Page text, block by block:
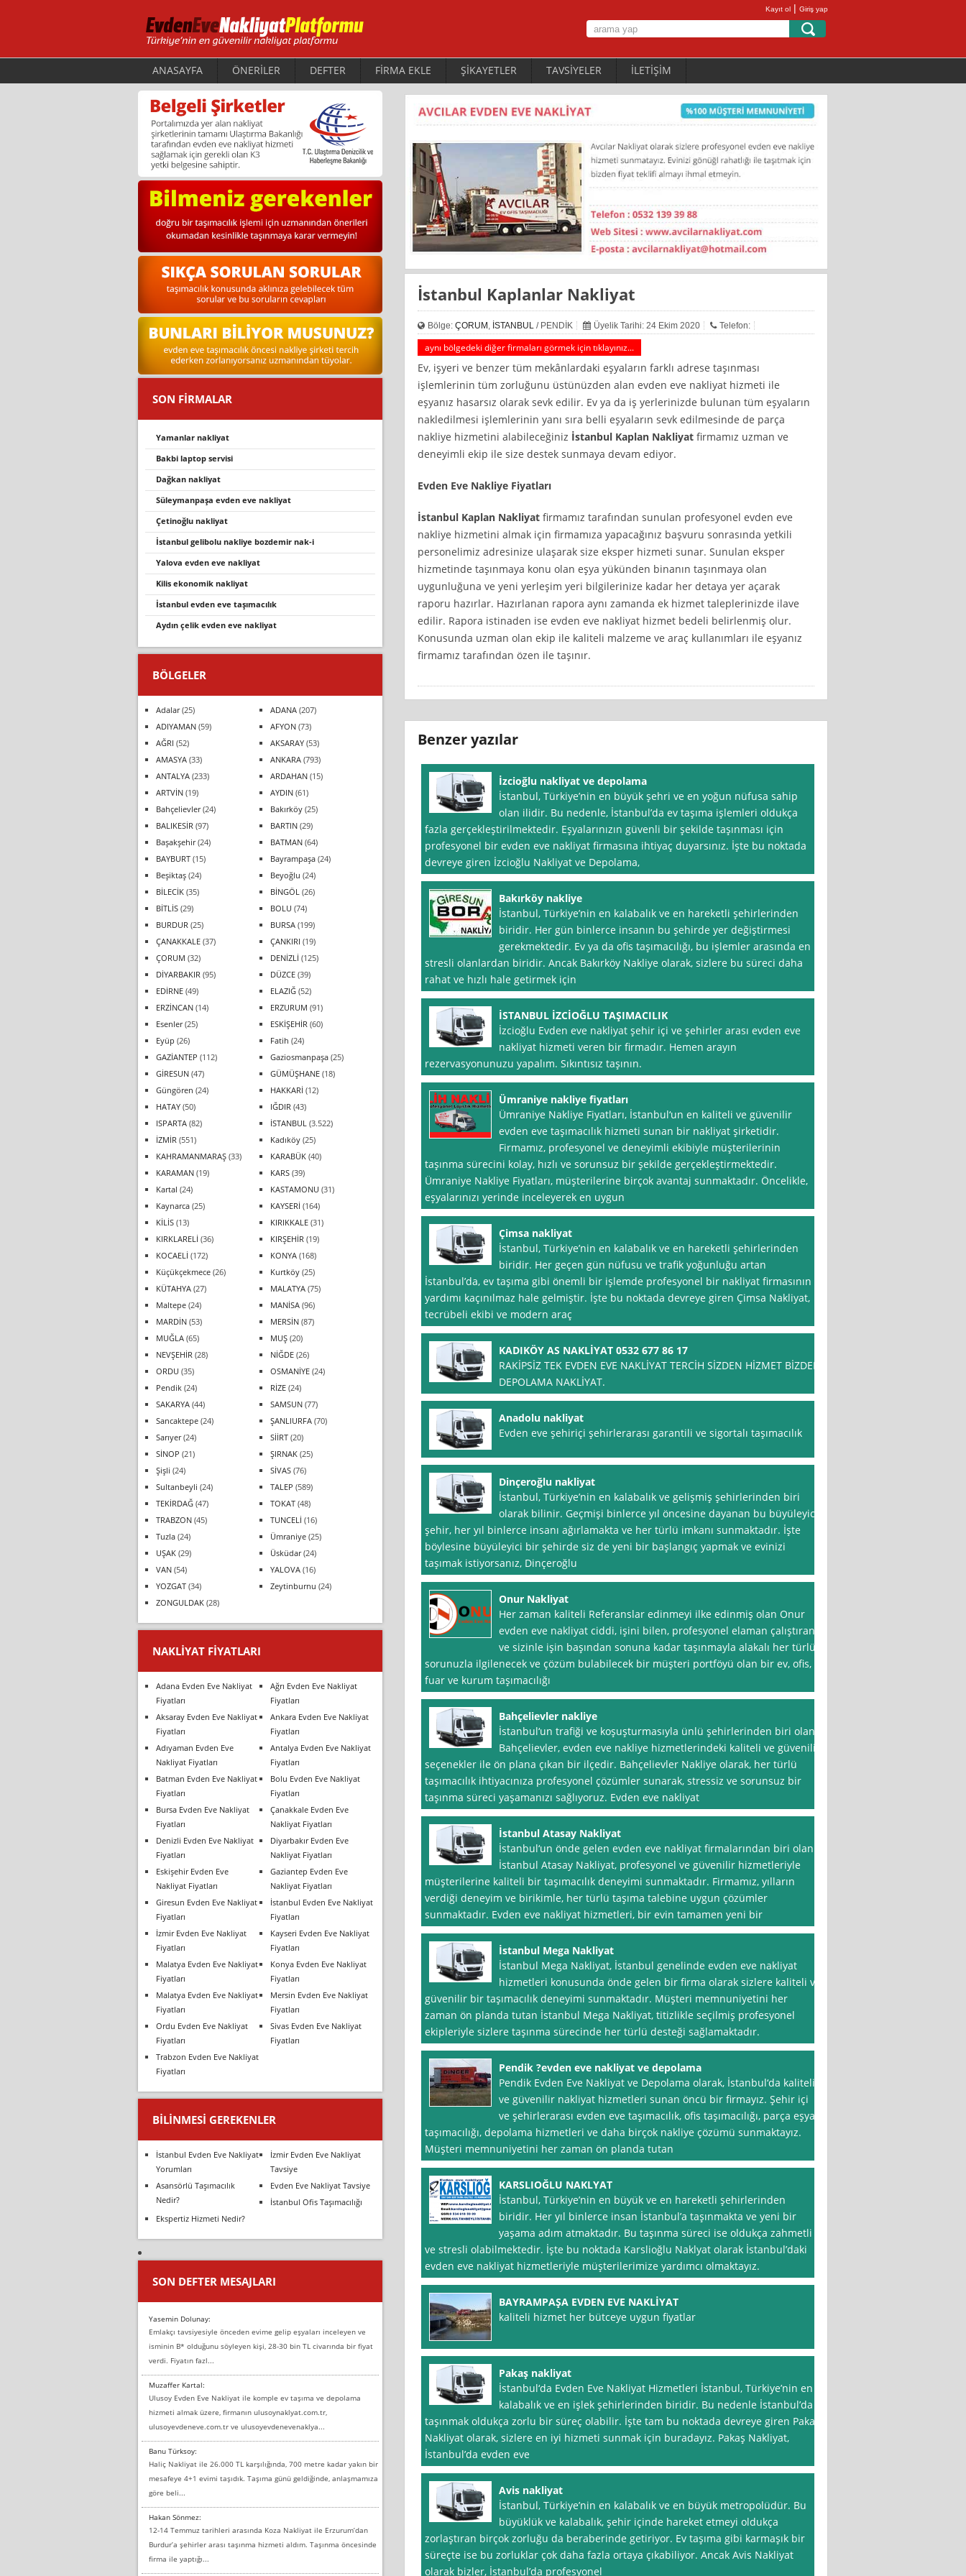
Kayıt ol | Giriş yap
ANASAYFA ÖNERİLER DEFTER FİRMA EKLE ŞİKAYETLER TAVSİYELER İLETİŞİM
İstanbul Kaplanlar Nakliyat
Bölge: ÇORUM , İSTANBUL/ PENDİK Üyelik Tarihi: 24 Ekim 2020 Telefon:
aynı bölgedeki diğer firmaları görmek için tıklayınız...
Ev, işyeri ve benzer tüm mekânlardaki eşyaların farklı adrese taşınması
işlemlerinin tüm zorluğunu üstünüzden alan evden eve nakliyat hizmeti ile
eşyanız hasarsız olarak sevk edilir. Ev ya da iş yerlerinizde bulunan tüm eşyaların
nakledilmesi işlemlerinin yanı sıra belli eşyaların sevk edilmesinde de parça
nakliye hizmetini alabileceğiniz İstanbul Kaplan Nakliyatfirmamız uzman ve
deneyimli ekip ile size destek sunmaya devam ediyor.
Evden Eve Nakliye Fiyatları
İstanbul Kaplan Nakliyatfirmamız tarafından sunulan profesyonel evden eve
nakliye hizmetini almak için firmamıza yapacağınız başvuru sonrasında yetkili
personelimiz adresinize ulaşarak size eksper hizmeti sunar. Sunulan eksper
hizmetinde taşınmaya konu olan eşya yükünden binanın taşınmaya olan
uygunluğuna ve yeni yerleşim yeri bilgilerinize kadar her detaya yer açarak
raporu hazırlar. Hazırlanan rapora aynı zamanda ek hizmet taleplerinizde ilave
edilir. Rapora istinaden ise evden eve nakliyat hizmet bedeli belirlenmiş olur.
Konusunda uzman olan ekip ile kaliteli malzeme ve araç kullanımları ile eşyanız
firmamız tarafından özen ile taşınır.
Benzer yazılar
İzcioğlu nakliyat ve depolama
İstanbul, Türkiye’nin en büyük şehri ve en yoğun nüfusa sahip
olan ilidir. Bu nedenle, İstanbul’da ev taşıma işlemleri oldukça
fazla gerçekleştirilmektedir. Eşyalarınızın güvenli bir şekilde taşınması için
profesyonel bir evden eve nakliyat firmasına ihtiyaç duyarsınız. İşte bu noktada
devreye giren İzcioğlu Nakliyat ve Depolama,
Bakırköy nakliye
İstanbul, Türkiye’nin en kalabalık ve en hareketli şehirlerinden
biridir. Her gün binlerce insanın bu şehirde yer değiştirmesi
gerekmektedir. Ev ya da ofis taşımacılığı, bu işlemler arasında en
stresli olanlardan biridir. Ancak Bakırköy Nakliye olarak, sizlere bu süreci daha
rahat ve hızlı hale getirmek için
İSTANBUL İZCİOĞLU TAŞIMACILIK
İzcioğlu Evden eve nakliyat şehir içi ve şehirler arası evden eve
nakliyat hizmeti veren bir firmadır. Hemen arayın
rezervasyonunuzu yapalım. Sıkıntısız taşının.
Ümraniye nakliye fiyatları
Ümraniye Nakliye Fiyatları, İstanbul‘un en kaliteli ve güvenilir
evden eve taşımacılık hizmeti sunan bir nakliyat şirketidir.
Firmamız, profesyonel ve deneyimli ekibiyle müşterilerinin
taşınma sürecini kolay, hızlı ve sorunsuz bir şekilde gerçekleştirmektedir.
Ümraniye Nakliye Fiyatları, müşterilerine birçok avantaj sunmaktadır. Öncelikle,
eşyalarınızı yerinde inceleyerek en uygun
Çimsa nakliyat
İstanbul, Türkiye’nin en kalabalık ve en hareketli şehirlerinden
biridir. Her geçen gün nüfusu ve trafik yoğunluğu artan
İstanbul’da, ev taşıma gibi önemli bir işlemde profesyonel bir nakliyat firmasının
yardımı kaçınılmaz hale gelmiştir. İşte bu noktada devreye giren Çimsa Nakliyat,
tecrübeli ekibi ve modern araç
KADIKÖY AS NAKLİYAT 0532 677 86 17
RAKİPSİZ TEK EVDEN EVE NAKLİYAT TERCİH SİZDEN HİZMET BİZDEN
DEPOLAMA NAKLİYAT.
Anadolu nakliyat
Evden eve şehiriçi şehirlerarası garantili ve sigortalı taşımacılık
Dinçeroğlu nakliyat
İstanbul, Türkiye’nin en kalabalık ve gelişmiş şehirlerinden biri
olarak bilinir. Geçmişi binlerce yıl öncesine dayanan bu büyüleyici
şehir, her yıl binlerce insanı ağırlamakta ve her türlü imkanı sunmaktadır. İşte
böylesine büyüleyici bir şehirde siz de yeni bir başlangıç yapmak ve evinizi
taşımak istiyorsanız, Dinçeroğlu
Onur Nakliyat
Her zaman kaliteli Referanslar edinmeyi ilke edinmiş olan Onur
evden eve nakliyat ciddi, işini bilen, profesyonel elaman çalıştıran
ve sizinle işin başından sonuna kadar taşınmayla alakalı her türlü
sorunuzla ilgilenecek ve çözüm bulabilecek bir müşteri portföyü olan bir ev, ofis,
fuar ve kurum taşımacılığı
Bahçelievler nakliye
İstanbul‘un trafiği ve koşuşturmasıyla ünlü şehirlerinden biri olan
Bahçelievler, evden eve nakliye hizmetlerindeki kaliteli ve güvenilir
seçenekler ile ön plana çıkan bir ilçedir. Bahçelievler Nakliye olarak, her türlü
taşımacılık ihtiyacınıza profesyonel çözümler sunarak, stressiz ve sorunsuz bir
taşınma süreci yaşamanızı sağlıyoruz. Evden eve nakliyat
İstanbul Atasay Nakliyat
İstanbul‘un önde gelen evden eve nakliyat firmalarından biri olan
İstanbul Atasay Nakliyat, profesyonel ve güvenilir hizmetleriyle
müşterilerine kaliteli bir taşımacılık deneyimi sunmaktadır. Firmamız, yılların
verdiği deneyim ve birikimle, her türlü taşıma talebine uygun çözümler
sunmaktadır. Evden eve nakliyat hizmetleri, bir evin tamamen yeni bir
İstanbul Mega Nakliyat
İstanbul Mega Nakliyat, İstanbul genelinde evden eve nakliyat
hizmetleri konusunda önde gelen bir firma olarak sizlere kaliteli ve
güvenilir bir taşımacılık deneyimi sunmaktadır. Müşteri memnuniyetini her
zaman ön planda tutan İstanbul Mega Nakliyat, titizlikle seçilmiş profesyonel
ekipleriyle sizlere taşınma sürecinde her türlü desteği sağlamaktadır.
Pendik ?evden eve nakliyat ve depolama
Pendik Evden Eve Nakliyat ve Depolama olarak, İstanbul‘da kaliteli
ve güvenilir nakliyat hizmetleri sunan öncü bir firmayız. Şehir içi
ve şehirlerarası evden eve taşımacılık, ofis taşımacılığı, parça eşya
taşımacılığı, depolama hizmetleri ve daha birçok nakliye çözümü sunmaktayız.
Müşteri memnuniyetini her zaman ön planda tutan
KARSLIOĞLU NAKLYAT
İstanbul, Türkiye’nin en büyük ve en hareketli şehirlerinden
biridir. Her yıl binlerce insan İstanbul’a taşınmakta ve yeni bir
yaşama adım atmaktadır. Bu taşınma süreci ise oldukça zahmetli
ve stresli olabilmektedir. İşte bu noktada Karslioğlu Naklyat olarak İstanbul’daki
evden eve nakliyat hizmetleriyle müşterilerimize yardımcı olmaktayız.
BAYRAMPAŞA EVDEN EVE NAKLİYAT
kaliteli hizmet her bütceye uygun fiyatlar
Pakaş nakliyat
İstanbul‘da Evden Eve Nakliyat Hizmetleri İstanbul, Türkiye’nin en
kalabalık ve en işlek şehirlerinden biridir. Bu nedenle İstanbul’da
taşınmak oldukça zorlu bir süreç olabilir. İşte tam bu noktada devreye giren Pakaş
Nakliyat olarak, sizlere en iyi hizmeti sunmak için buradayız. Pakaş Nakliyat,
İstanbul’da evden eve
Avis nakliyat
İstanbul, Türkiye’nin en kalabalık ve en büyük metropolüdür. Bu
büyüklük ve kalabalık, şehir içinde hareket etmeyi oldukça
zorlaştıran birçok zorluğu da beraberinde getiriyor. Ev taşıma gibi karmaşık bir
süreçte ise bu zorluklar çok daha fazla ortaya çıkabiliyor. Ancak Avis Nakliyat
olarak bizler, İstanbul’da profesyonel
SON FİRMALAR
yamanlar nakliyat
bakbi̇ laptop servisi
dağkan nakliyat
süleymanpaşa evden eve nakliyat
çetinoğlu nakliyat
i̇stanbul geli̇bolu nakli̇ye bozdemi̇r nak-i̇
yalova evden eve nakli̇yat
kilis ekonomik nakliyat
i̇stanbul evden eve taşimacilik
aydın çelik evden eve nakliyat
BÖLGELER
Adalar(25) ADANA (207)
ADIYAMAN (59) AFYON (73)
AĞRI (52) AKSARAY (53)
AMASYA (33) ANKARA (793)
ANTALYA (233) ARDAHAN (15)
ARTVİN (19) AYDIN (61)
Bahçelievler(24) Bakırköy (25)
BALIKESİR (97) BARTIN (29)
Başakşehir(24) BATMAN (64)
BAYBURT (15) Bayrampaşa (24)
Beşiktaş (24) Beyoğlu (24)
BİLECİK (35) BİNGÖL (26)
BİTLİS (29) BOLU (74)
BURDUR (25) BURSA (199)
ÇANAKKALE (37) ÇANKIRI (19)
ÇORUM (32) DENİZLİ (125)
DİYARBAKIR (95) DÜZCE (39)
EDİRNE (49) ELAZIĞ (52)
ERZİNCAN (14) ERZURUM (91)
Esenler(25) ESKİŞEHİR (60)
Eyüp (26) Fatih (24)
GAZİANTEP (112) Gaziosmanpaşa (25)
GİRESUN (47) GÜMÜŞHANE (18)
Güngören (24) HAKKARİ (12)
HATAY (50) IĞDIR (43)
ISPARTA (82) İSTANBUL (3.522)
İZMİR (551) Kadıköy (25)
KAHRAMANMARAŞ (33) KARABÜK (40)
KARAMAN (19) KARS (39)
Kartal (24) KASTAMONU (31)
Kaynarca (25) KAYSERİ (164)
KİLİS (13) KIRIKKALE (31)
KIRKLARELİ (36) KIRŞEHİR (19)
KOCAELİ (172) KONYA (168)
Küçükçekmece (26) Kurtköy (25)
KÜTAHYA (27) MALATYA (75)
Maltepe (24) MANİSA (96)
MARDİN (53) MERSİN (87)
MUĞLA (65) MUŞ (20)
NEVŞEHİR (28) NİĞDE (26)
ORDU (35) OSMANİYE (24)
Pendik (24) RİZE (24)
SAKARYA (44) SAMSUN (77)
Sancaktepe (24) ŞANLIURFA (70)
Sarıyer(24) SİİRT (20)
SİNOP (21) ŞIRNAK (25)
Şişli (24) SİVAS (76)
Sultanbeyli (24) TALEP (589)
TEKİRDAĞ (47) TOKAT (48)
TRABZON (45) TUNCELİ (16)
Tuzla (24) Ümraniye (25)
UŞAK (29) Üsküdar(24)
VAN (54) YALOVA (16)
YOZGAT (34) Zeytinburnu (24)
ZONGULDAK (28)
NAKLIYAT FIYATLARI
Adana Evden Eve Nakliyat
Fiyatları
Ağrı Evden Eve Nakliyat
Fiyatları
Aksaray Evden Eve Nakliyat
Fiyatları
Ankara Evden Eve Nakliyat
Fiyatları
Adıyaman Evden Eve
Nakliyat Fiyatları
Antalya Evden Eve Nakliyat
Fiyatları
Batman Evden Eve Nakliyat
Fiyatları
Bolu Evden Eve Nakliyat
Fiyatları
Bursa Evden Eve Nakliyat
Fiyatları
Çanakkale Evden Eve
Nakliyat Fiyatları
Denizli Evden Eve Nakliyat
Fiyatları
Diyarbakır Evden Eve
Nakliyat Fiyatları
Eskişehir Evden Eve
Nakliyat Fiyatları
Gaziantep Evden Eve
Nakliyat Fiyatları
Giresun Evden Eve Nakliyat
Fiyatları
İstanbul Evden Eve Nakliyat
Fiyatları
İzmir Evden Eve Nakliyat
Fiyatları
Kayseri Evden Eve Nakliyat
Fiyatları
Malatya Evden Eve Nakliyat
Fiyatları
Konya Evden Eve Nakliyat
Fiyatları
Malatya Evden Eve Nakliyat
Fiyatları
Mersin Evden Eve Nakliyat
Fiyatları
Ordu Evden Eve Nakliyat
Fiyatları
Sivas Evden Eve Nakliyat
Fiyatları
Trabzon Evden Eve Nakliyat
Fiyatları
BILINMESI GEREKENLER
İstanbul Evden Eve Nakliyat
Yorumları
İzmir Evden Eve Nakliyat
Tavsiye
Asansörlü Taşımacılık
Nedir?
Evden Eve Nakliyat Tavsiye
İstanbul Ofis Taşımacılığı
Ekspertiz Hizmeti Nedir?
SON DEFTER MESAJLARI
Yasemin Dolunay:
Emlakçı tavsiyesiyle önceden evime gelip eşyaları inceleyen ve
isminin B* olduğunu söyleyen kişi, 28-30 bin TL civarında bir fiyat
verdi. Fiyatın fazl...
Muzaffer Kartal:
Ulusoy Evden Eve Nakliyat ile komple ev taşıma ve depolama
hizmeti almak üzere, firmanın ulusoynaklyat.com.tr,
ulusoyevdeneve.com.tr ve ulusoyevdenevenaklya...
Banu Türksoy:
Haliç Nakliyat ile 26.000 TL karşılığında, 700 metre kadar yakın bir
mesafeye 4+1 evimi taşıdık. Taşıma günü geldiğinde, anlaşmamıza
göre beli...
Hakan Sönmez:
12-14 Temmuz tarihleri arasında Koza Nakliyat ile Erzurum’dan
Burdur’a şehirler arası taşınma hizmeti aldım. Taşınma öncesinde
firma ile yaptığı...